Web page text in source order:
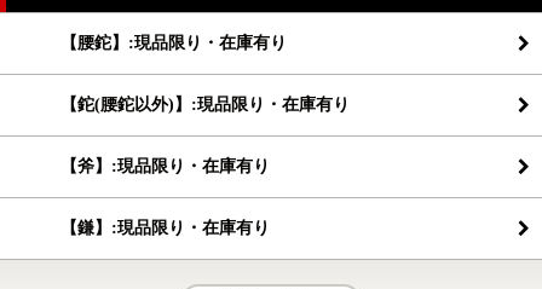
【腰鉈】:現品限り・在庫有り
【鉈(腰鉈以外)】:現品限り・在庫有り
【斧】:現品限り・在庫有り
【鎌】:現品限り・在庫有り